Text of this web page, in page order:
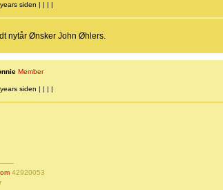
siden | | | |
nytår Ønsker John Øhlers.
Member
siden | | | |
42920053